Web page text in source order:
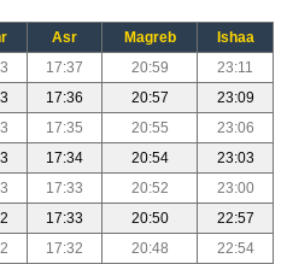
Asr Magreb
Ishaa
17:37 20:59
23:11
17:36 20:57
23:09
17:35 20:55
23:06
17:34 20:54
23:03
17:33 20:52
23:00
17:33 20:50
22:57
17:32 20:48
22:54